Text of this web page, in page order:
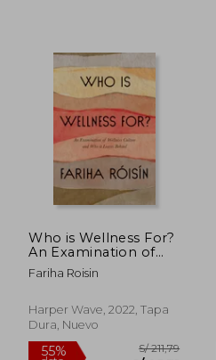
55%
dcto. S/ 76,10
Who is Wellness For?
An Examination of
Wellness Culture and
who it Leaves Behind
Fariha Roisin
Harper Wave, 2022, Tapa
Dura, Nuevo